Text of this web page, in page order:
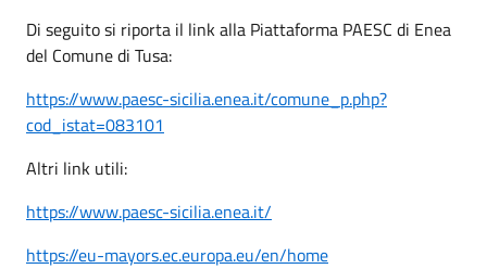
Di seguito si riporta il link alla Piattaforma PAESC di Enea
del Comune di Tusa:
https://www.paesc-sicilia.enea.it/comune_p.php?
cod_istat=083101
Altri link utili:
https://www.paesc-sicilia.enea.it/
https://eu-mayors.ec.europa.eu/en/home